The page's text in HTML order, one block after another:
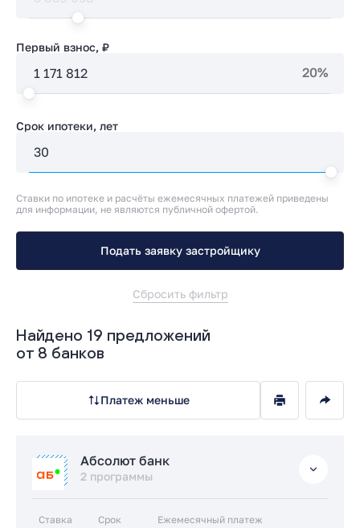
Первый взнос, ₽
20%
Срок ипотеки, лет
Ставки по ипотеке и расчёты ежемесячных платежей приведены
для информации, не являются публичной офертой.
Подать заявку застройщику
Сбросить фильтр
Найдено 19 предложений
от 8 банков
Платеж меньше
Абсолют банк
2 программы
Ставка Срок Ежемесячный платеж